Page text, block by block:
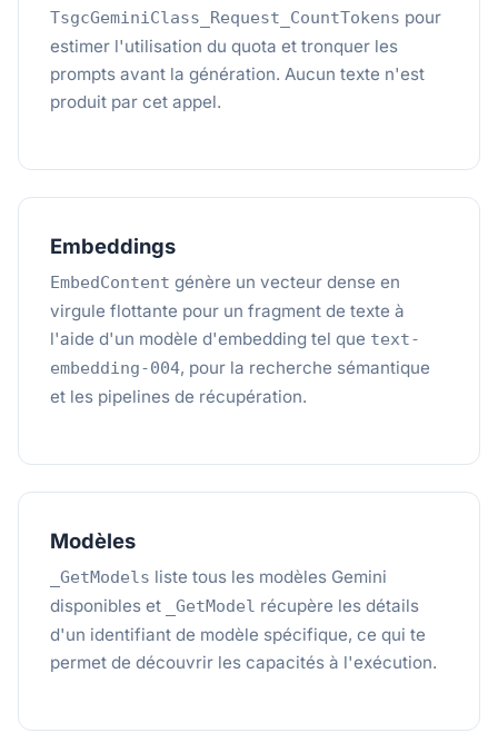
TsgcGeminiClass_Request_CountTokens pour
estimer l'utilisation du quota et tronquer les
prompts avant la génération. Aucun texte n'est
produit par cet appel.
Embeddings
EmbedContent génère un vecteur dense en
virgule flottante pour un fragment de texte à
l'aide d'un modèle d'embedding tel que text-
embedding-004, pour la recherche sémantique
et les pipelines de récupération.
Modèles
_GetModels liste tous les modèles Gemini
disponibles et
_GetModel récupère les détails
d'un identifiant de modèle spécifique, ce qui te
permet de découvrir les capacités à l'exécution.